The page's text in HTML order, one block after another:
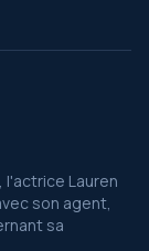
l'actrice Lauren
son agent,
sa